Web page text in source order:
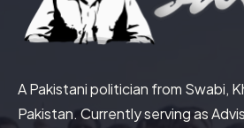
A Pakistani politician from Swabi,
Pakistan. Currently serving as